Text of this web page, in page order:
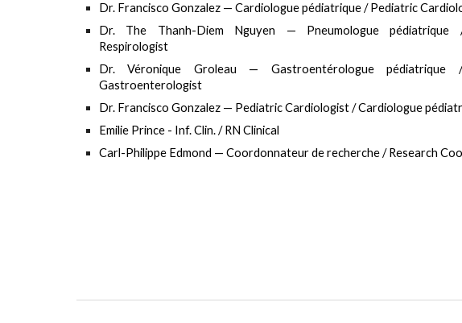
Dr. Francisco Gonzalez — Cardiologue pédiatrique / Pediatric
Dr. The Thanh-Diem Nguyen — Pneumologue pédiatrique
Respirologist
Dr. Véronique Groleau — Gastroentérologue pédiatrique
Gastroenterologist
Dr. Francisco Gonzalez — Pediatric Cardiologist / Cardiologue
Emilie Prince - Inf. Clin. / RN Clinical
Carl-Philippe Edmond — Coordonnateur de recherche / Research